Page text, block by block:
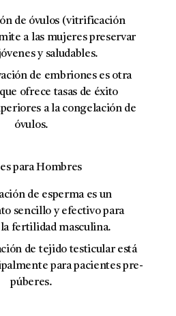
de óvulos (vitrificación
a las mujeres preservar
y saludables.
de embrioneses otra
ofrece tasas de éxito
a la congelación de
óvulos.
para Hombres
de espermaes un
sencillo y efectivo para
fertilidad masculina.
de tejido testicularestá
para pacientes pre-
púberes.